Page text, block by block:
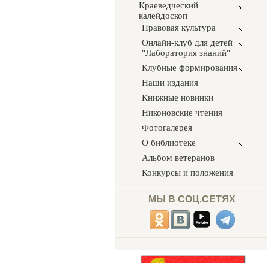
Краеведческий
калейдоскоп
Правовая культура
Онлайн-клуб для детей
"Лаборатория знаний"
Клубные формирования
Наши издания
Книжные новинки
Никоновские чтения
Фотогалерея
О библиотеке
Альбом ветеранов
Конкурсы и положения
МЫ В СОЦ.СЕТЯХ